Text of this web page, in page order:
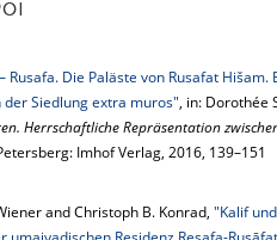
Rusafa. Die Paläste von Rusafat
Siedlung extra muros", in: Dorothée
Herrschaftliche Repräsentation
Imhof Verlag, 2016, 139–151
and Christoph B. Konrad, "Kalif